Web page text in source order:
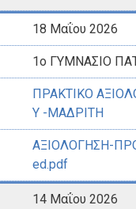
18 Μαΐου 2026
1ο ΓΥΜΝΑΣΙΟ
ΠΡΑΚΤΙΚΟ
Υ -ΜΑΔΡΙΤΗ
ΑΞΙΟΛΟΓΗΣΗ-
ed.pdf
14 Μαΐου 2026